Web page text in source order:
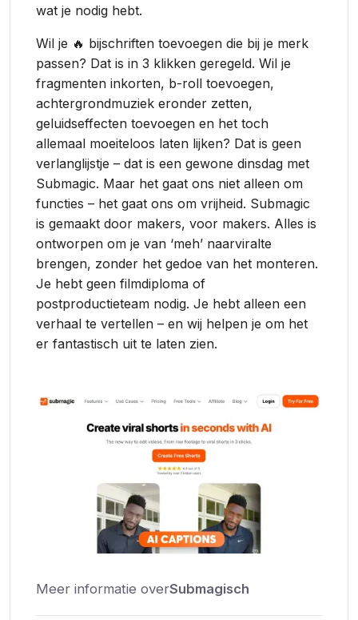
wat je nodig hebt.
Wil je 🔥 bijschriften toevoegen die bij je merk
passen? Dat is in 3 klikken geregeld. Wil je
fragmenten inkorten, b-roll toevoegen,
achtergrondmuziek eronder zetten,
geluidseffecten toevoegen en het toch
allemaal moeiteloos laten lijken? Dat is geen
verlanglijstje – dat is een gewone dinsdag met
Submagic. Maar het gaat ons niet alleen om
functies – het gaat ons om vrijheid. Submagic
is gemaakt door makers, voor makers. Alles is
ontworpen om je van ‘meh’ naarviralte
brengen, zonder het gedoe van het monteren.
Je hebt geen filmdiploma of
postproductieteam nodig. Je hebt alleen een
verhaal te vertellen – en wij helpen je om het
er fantastisch uit te laten zien.
Meer informatie overSubmagisch